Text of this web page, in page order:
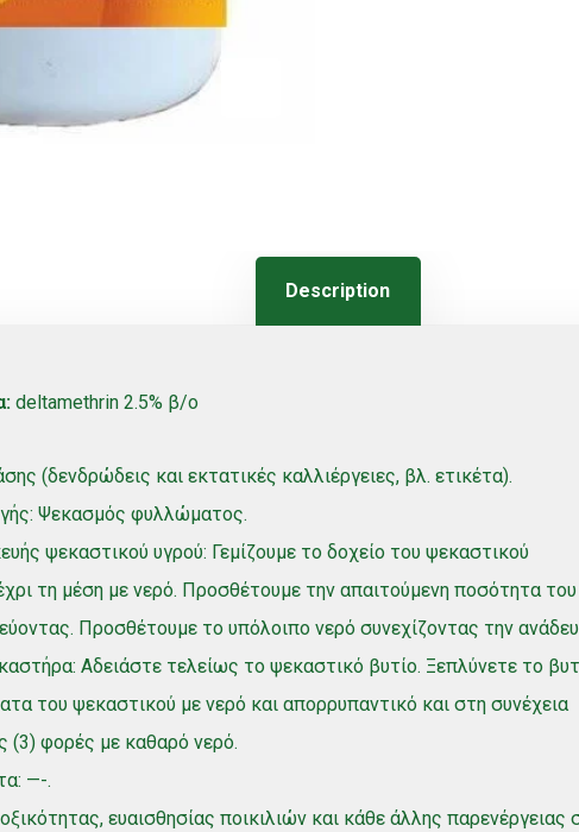
Description
deltamethrin 2.5% β/ο
(δενδρώδεις και εκτατικές καλλιέργειες, βλ. ετικέτα).
Ψεκασμός φυλλώματος.
ψεκαστικού υγρού: Γεμίζουμε το δοχείο του ψεκαστικού
τη μέση με νερό. Προσθέτουμε την απαιτούμενη ποσότητα του
Προσθέτουμε το υπόλοιπο νερό συνεχίζοντας την
Αδειάστε τελείως το ψεκαστικό βυτίο. Ξεπλύνετε το
του ψεκαστικού με νερό και απορρυπαντικό και στη συνέχεια
(3) φορές με καθαρό νερό.
—-.
ευαισθησίας ποικιλιών και κάθε άλλης παρενέργειας